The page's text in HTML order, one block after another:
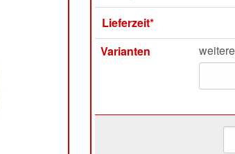
Lieferzeit*
Varianten